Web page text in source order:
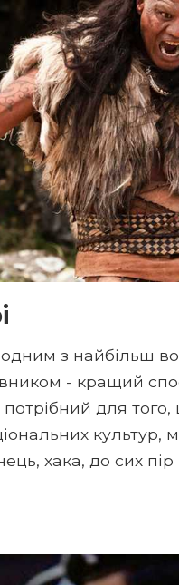
з найбільш
- кращий
потрібний для
культур,
хака, до сих пір